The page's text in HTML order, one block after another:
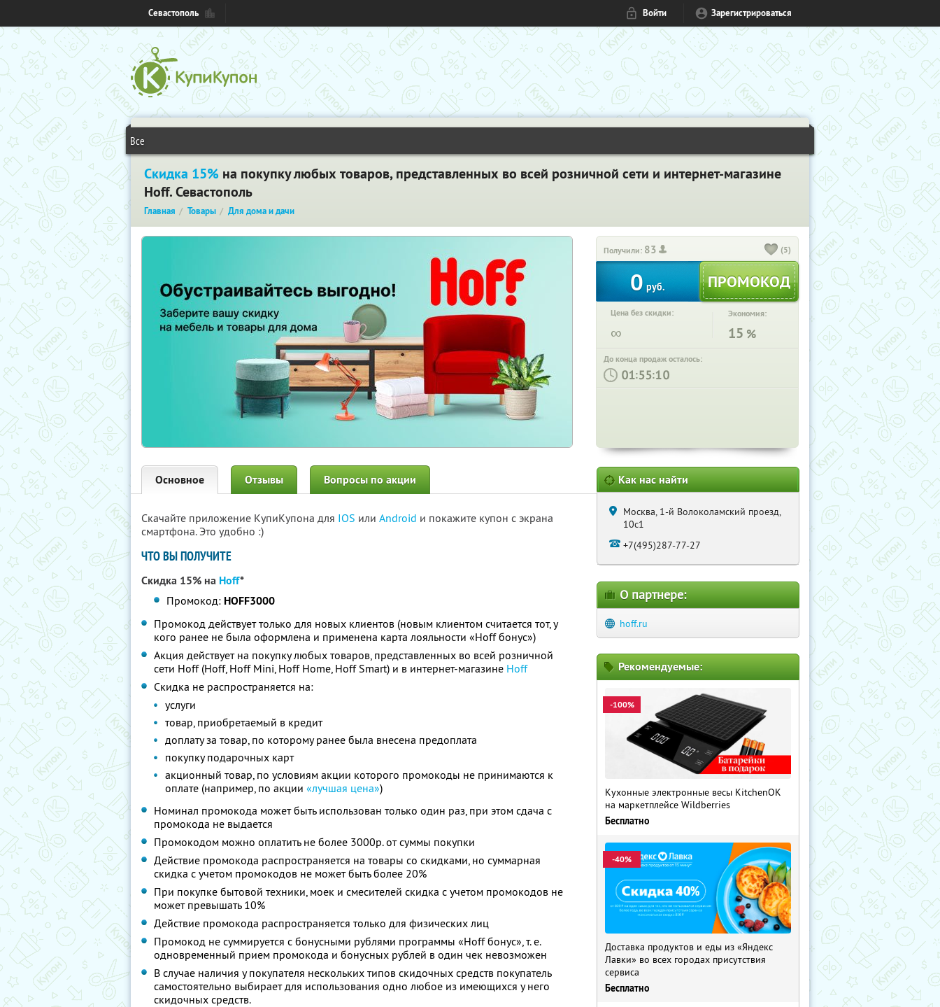
Севастополь Войти Зарегистрироваться
Все
Скидка 15% на покупку любых товаров, представленных во всей розничной сети и интернет-магазине
Hoff. Севастополь
Главная Товары Для дома и дачи
Получили: 83 (5)
0 руб.
Цена без скидки:
∞
Экономия:
15 %
До конца продаж осталось:
: :
Основное Отзывы Вопросы по акции
Скачайте приложение КупиКупона для IOS или Android и покажите купон с экрана
смартфона. Это удобно :)
ЧТО ВЫ ПОЛУЧИТЕ
Скидка 15% на Hoff*
Промокод: HOFF3000
Промокод действует только для новых клиентов (новым клиентом считается тот, у
кого ранее не была оформлена и применена карта лояльности «Hoff бонус»)
Акция действует на покупку любых товаров, представленных во всей розничной
сети Hoff (Hoff, Hoff Mini, Hoff Home, Hoff Smart) и в интернет-магазине Hoff
Скидка не распространяется на:
услуги
товар, приобретаемый в кредит
доплату за товар, по которому ранее была внесена предоплата
покупку подарочных карт
акционный товар, по условиям акции которого промокоды не принимаются к
оплате (например, по акции «лучшая цена»)
Номинал промокода может быть использован только один раз, при этом сдача с
промокода не выдается
Промокодом можно оплатить не более 3000р. от суммы покупки
Действие промокода распространяется на товары со скидками, но суммарная
скидка с учетом промокодов не может быть более 20%
При покупке бытовой техники, моек и смесителей скидка с учетом промокодов не
может превышать 10%
Действие промокода распространяется только для физических лиц
Промокод не суммируется с бонусными рублями программы «Hoff бонус», т. е.
одновременный прием промокода и бонусных рублей в один чек невозможен
В случае наличия у покупателя нескольких типов скидочных средств покупатель
самостоятельно выбирает для использования одно любое из имеющихся у него
скидочных средств.
Как нас найти
Москва, 1-й Волоколамский проезд,
10с1
+7(495)287-77-27
О партнере:
hoff.ru
Рекомендуемые:
-100%
Кухонные электронные весы KitchenOK
на маркетплейсе Wildberries
Бесплатно
-40%
Доставка продуктов и еды из «Яндекс
Лавки» во всех городах присутствия
сервиса
Бесплатно